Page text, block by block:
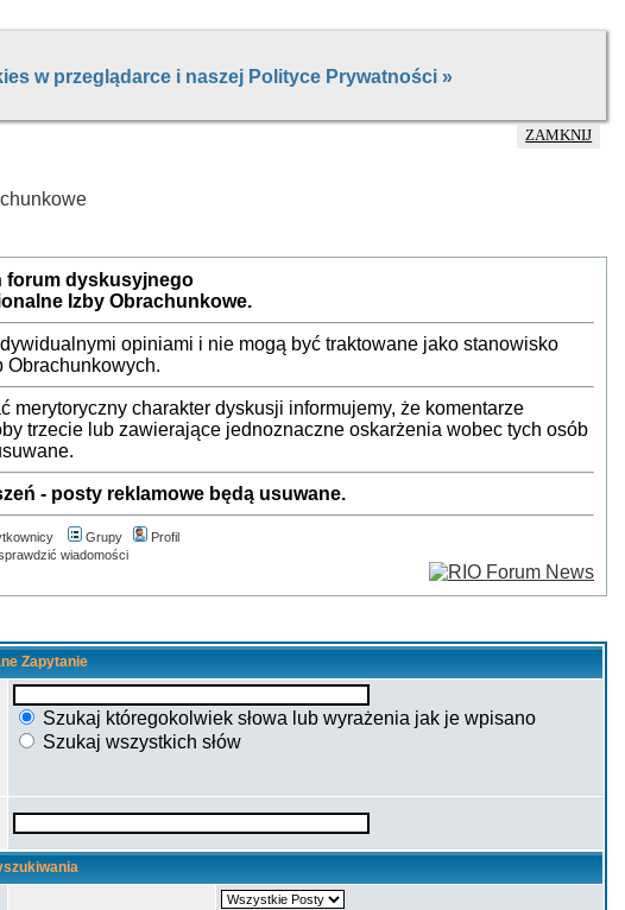
ZAMKNIJ
forum dyskusyjnego
Izby Obrachunkowe.
opiniami i nie mogą być traktowane jako stanowisko
Obrachunkowych.
charakter dyskusji informujemy, że komentarze
trzecie lub zawierające jednoznaczne oskarżenia wobec tych osób
- posty reklamowe będą usuwane.
Grupy
Profil
wiadomości
Zapytanie
Szukaj któregokolwiek słowa lub wyrażenia jak je wpisano
Szukaj wszystkich słów